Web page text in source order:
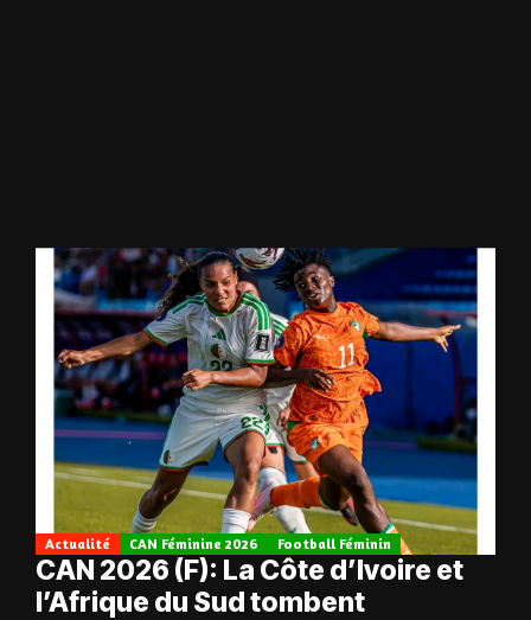
Actualité CAN Féminine 2026 Football Féminin
CAN 2026 (F): La Côte d’Ivoire et
l’Afrique du Sud tombent